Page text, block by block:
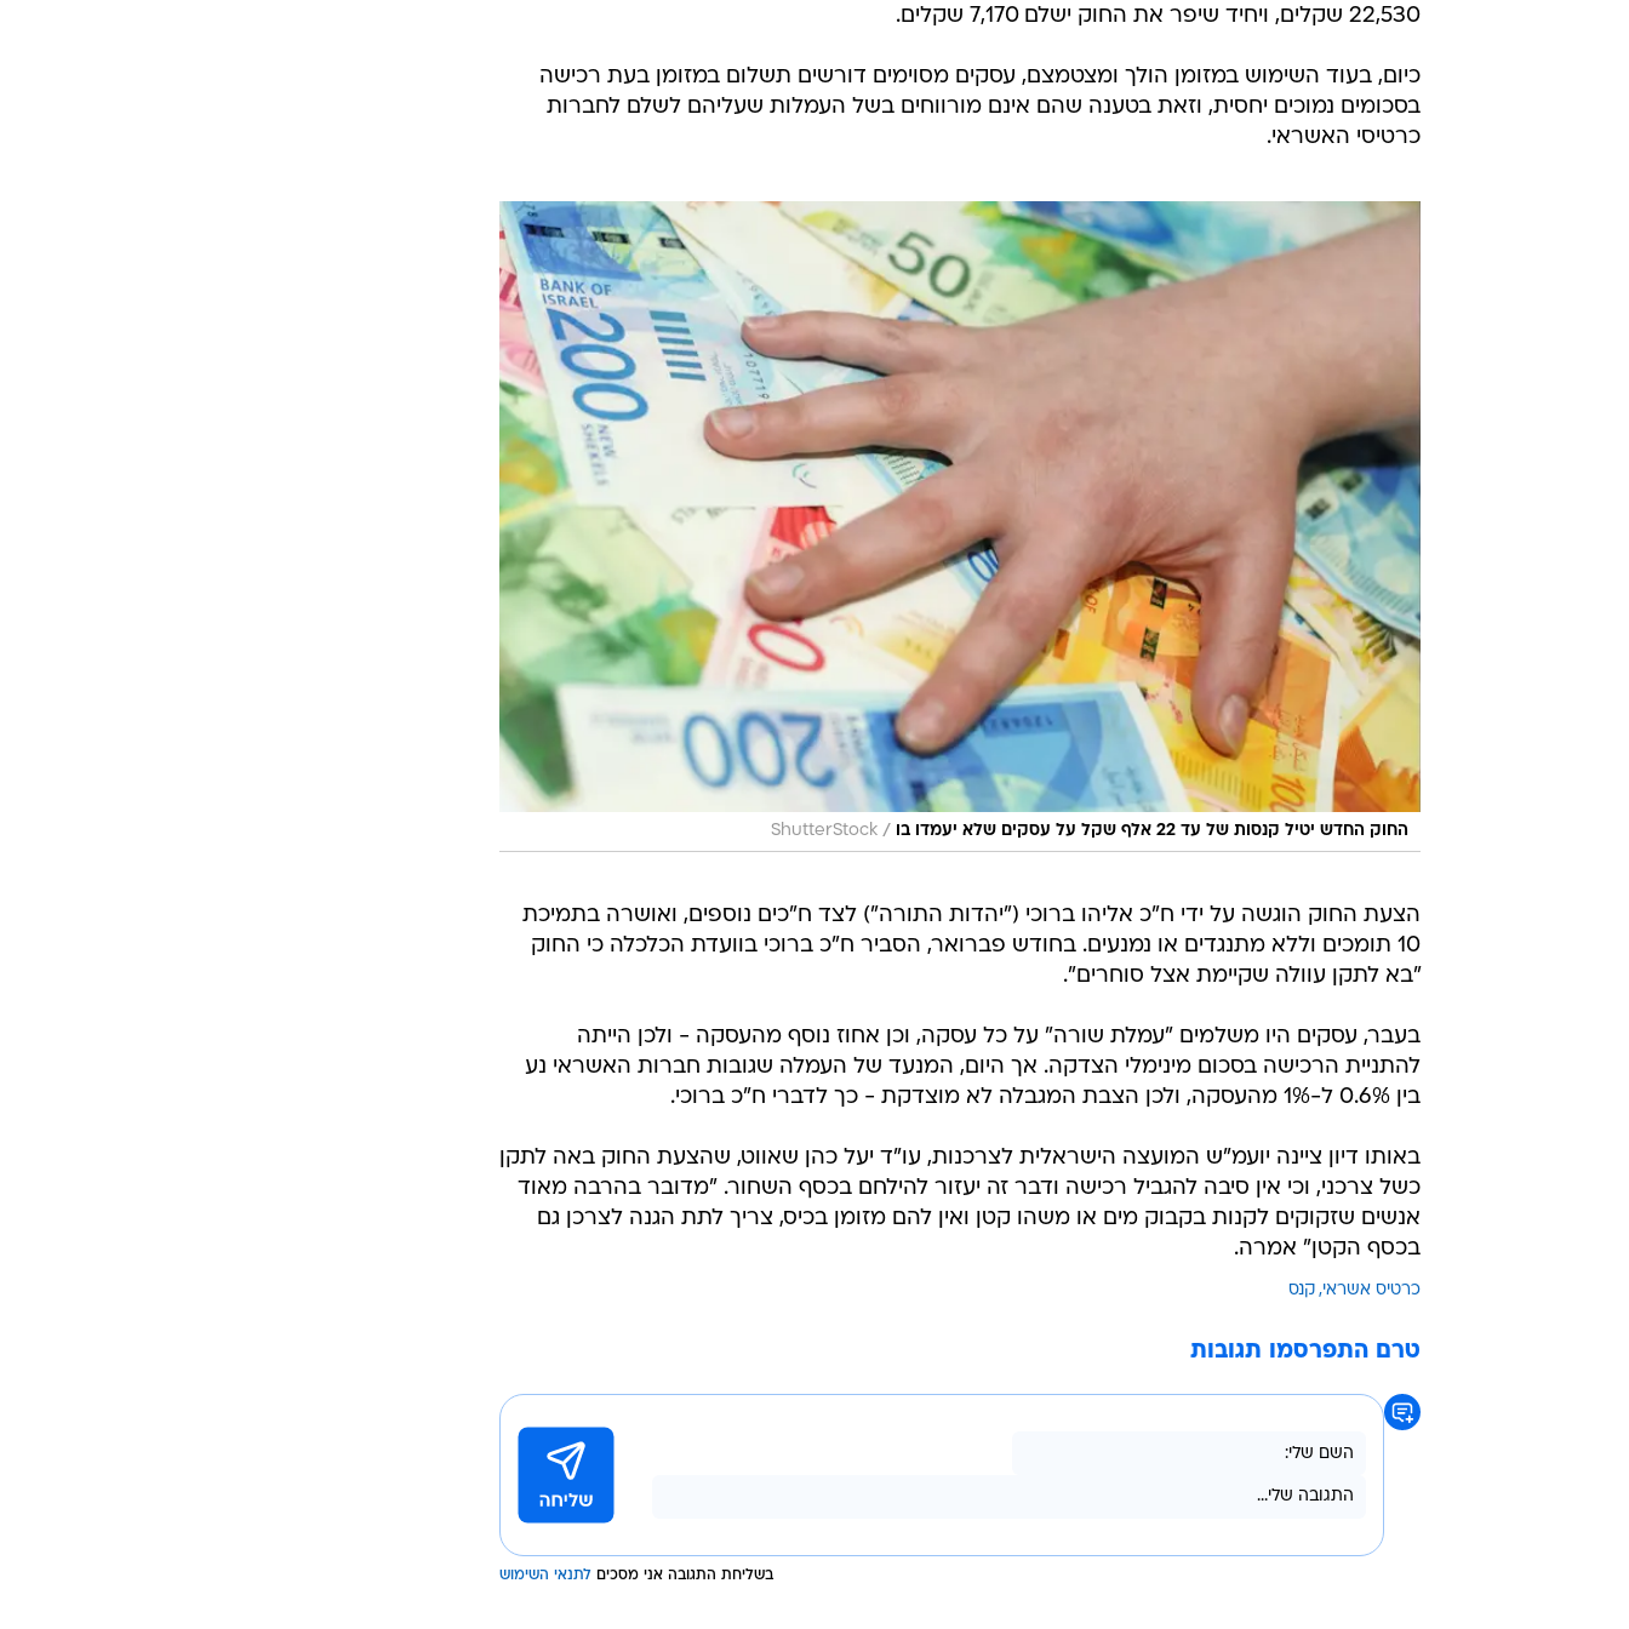
22,530 שקלים, ויחיד שיפר את החוק ישלם 7,170 שקלים.
כיום, בעוד השימוש במזומן הולך ומצטמצם, עסקים מסוימים דורשים תשלום ‏במזומן בעת רכישה
בסכומים נמוכים יחסית, וזאת בטענה שהם אינם מורווחים בשל העמלות שעליהם לשלם לחברות
כרטיסי ‏האשראי.‏
החוק החדש יטיל קנסות של עד 22 אלף שקל על עסקים שלא יעמדו בו /
ShutterStock
הצעת החוק הוגשה על ידי ח"כ אליהו ברוכי ("יהדות התורה") לצד ח"כים נוספים, ואושרה בתמיכת
10 תומכים וללא מתנגדים או נמנעים. בחודש פברואר, הסביר ח"כ ברוכי בוועדת הכלכלה כי החוק
"בא לתקן עוולה שקיימת אצל סוחרים".
בעבר, עסקים היו משלמים "עמלת שורה" על כל עסקה, וכן אחוז נוסף מהעסקה - ולכן הייתה
להתניית הרכישה בסכום מינימלי הצדקה. אך היום, המנעד של העמלה שגובות חברות האשראי נע
בין 0.6% ל-1% מהעסקה, ולכן הצבת המגבלה לא מוצדקת - כך לדברי ח"כ ברוכי.
באותו דיון ציינה יועמ"ש המועצה הישראלית לצרכנות, עו"ד יעל כהן שאווט, שהצעת החוק באה לתקן
כשל צרכני, וכי אין סיבה להגביל רכישה ודבר זה יעזור להילחם בכסף השחור. "מדובר בהרבה מאוד
אנשים שזקוקים לקנות בקבוק מים או משהו קטן ואין להם מזומן בכיס, צריך לתת הגנה לצרכן גם
בכסף הקטן" אמרה.
כרטיס אשראי קנס
טרם התפרסמו תגובות
בשליחת התגובה אני מסכים לתנאי השימוש